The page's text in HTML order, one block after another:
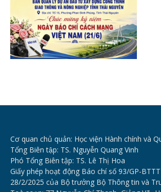
Cơ quan chủ quản: Học viện Hành chính và
Tổng Biên tập: TS. Nguyễn Quang Vinh
Phó Tổng Biên tập: TS. Lê Thị Hoa
Giấy phép hoạt động Báo chí số 93/GP-
28/2/2025 của Bộ trưởng Bộ Thông tin và